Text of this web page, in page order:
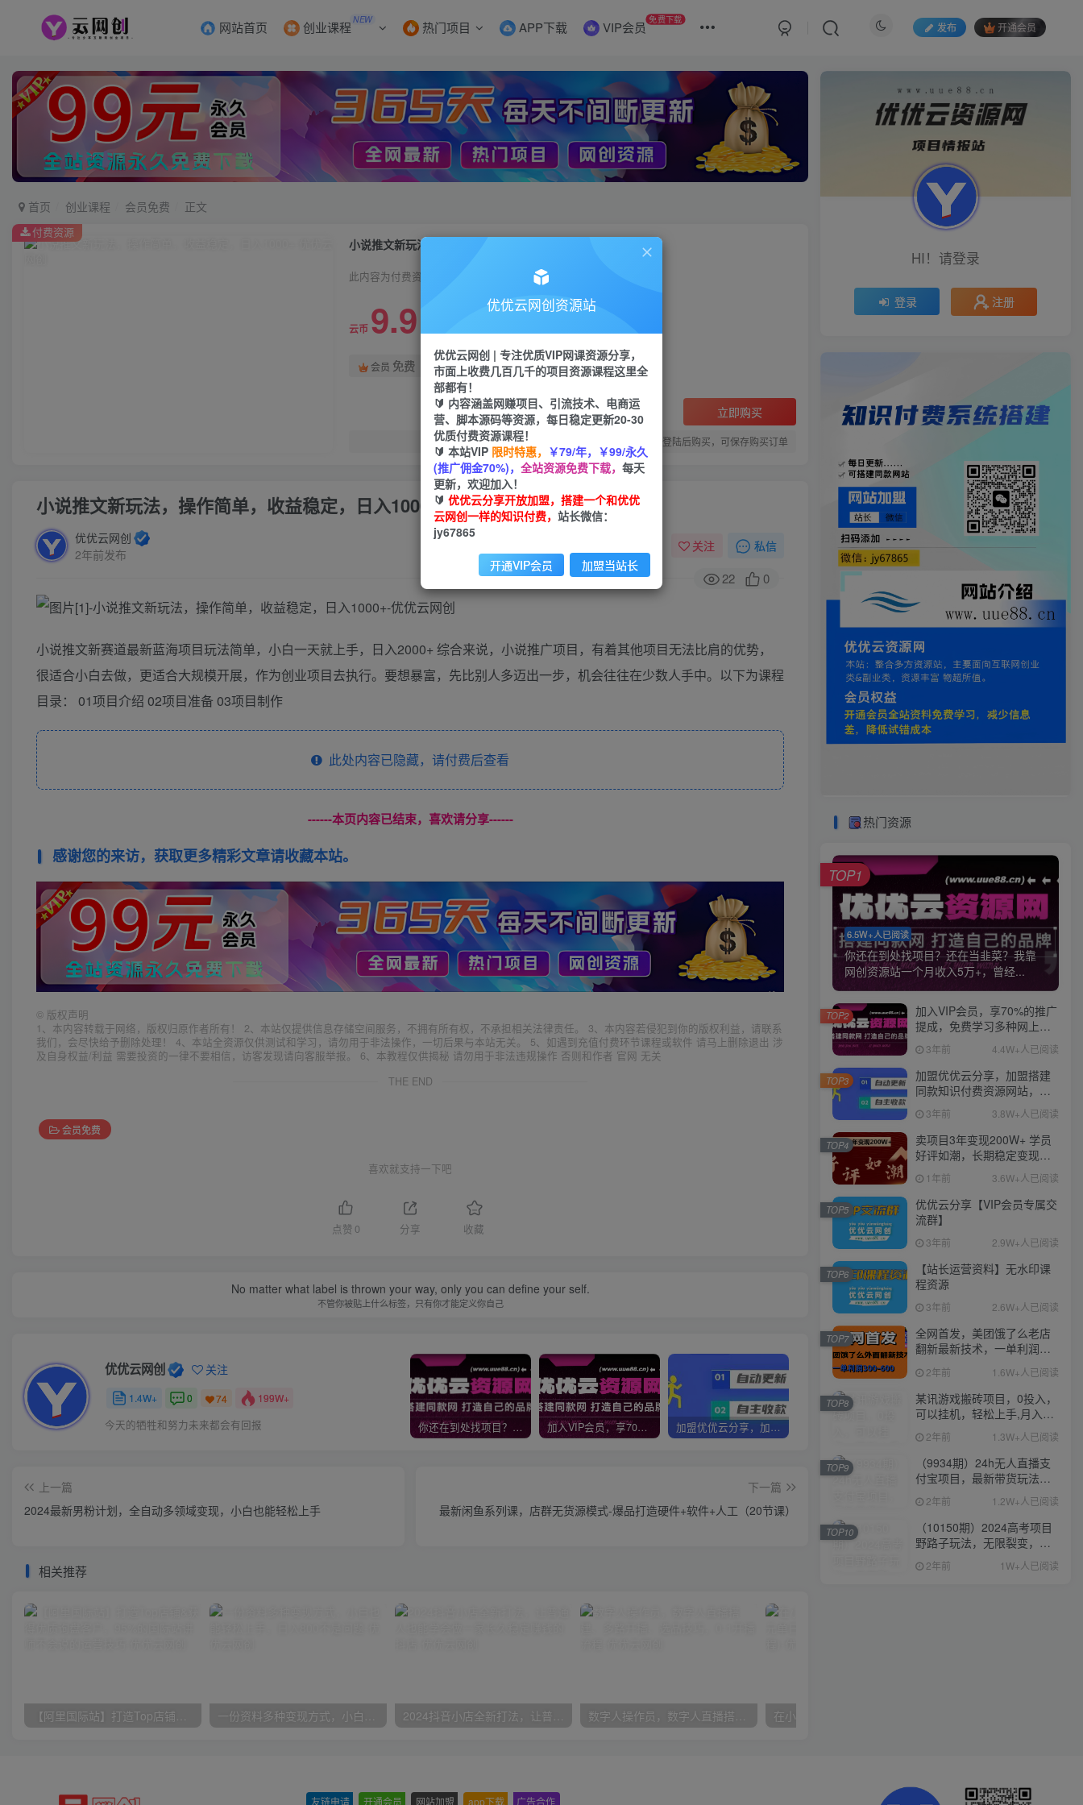
网站首页 创业课程 NEW 热门项目 APP下载 VIP会员 免费下载
发布 开通会员
首页 创业课程 会员免费 正文
小说推文新玩法，操作简单，收益稳定，日入1000+
此内容为付费资源，请付费后查看
云币 9.9
会员 免费
立即购买
您当前未登录！建议登陆后购买，可保存购买订单
付费资源
小说推文新玩法，操作简单，收益稳定，日入1000+
优优云网创
2年前发布
关注 私信
22 0
小说推文新赛道最新蓝海项目玩法简单，小白一天就上手，日入2000+ 综合来说，小说推广项目，有着其他项目无法比肩的优势，
很适合小白去做，更适合大规模开展，作为创业项目去执行。要想暴富，先比别人多迈出一步，机会往往在少数人手中。以下为课程
目录： 01项目介绍 02项目准备 03项目制作
此处内容已隐藏，请付费后查看
------本页内容已结束，喜欢请分享------
感谢您的来访，获取更多精彩文章请收藏本站。
© 版权声明
1、本内容转载于网络，版权归原作者所有！ 2、本站仅提供信息存储空间服务，不拥有所有权，不承担相关法律责任。 3、本内容若侵犯到你的版权利益，请联系
我们，会尽快给予删除处理！ 4、本站全资源仅供测试和学习，请勿用于非法操作，一切后果与本站无关。 5、如遇到充值付费环节课程或软件 请马上删除退出 涉
及自身权益/利益 需要投资的一律不要相信，访客发现请向客服举报。 6、本教程仅供揭秘 请勿用于非法违规操作 否则和作者 官网 无关
THE END
会员免费
喜欢就支持一下吧
点赞 0 分享 收藏
No matter what label is thrown your way, only you can define your self.
不管你被贴上什么标签，只有你才能定义你自己
优优云网创 关注
1.4W+ 0 74 199W+
今天的牺牲和努力未来都会有回报 你还在到处找项目？还在当韭菜？我靠网创资源站一个月收入5万+，曾经我也是个失败者。 加入VIP会员，享70%的推广提成，免费学习多种网上创业课程，菜鸟秒变大神！ 加盟优优云分享，加盟搭建同款知识付费资源网站，实现长期稳定被动收入~
上一篇
2024最新男粉计划，全自动多领域变现，小白也能轻松上手
下一篇
最新闲鱼系列课，店群无货源模式-爆品打造硬件+软件+人工（20节课）
相关推荐
【阿里国际站】打造Top店铺&获得优质询盘客户，​95%的国际站讲师不会说的运营技巧 一份资料多种变现方式，小白也能轻松上手，日入800不是问题 2024抖音小店全新打法，让普通人也能学会做一家长久稳定赚钱的抖店 数字人操作员，数字人直播搭建、多路开播、选品技巧，0-1开播流程
HI！请登录
登录 注册
热门资源
6.5W+人已阅读
你还在到处找项目？还在当韭菜？我靠
网创资源站一个月收入5万+，曾经...
TOP1
加入VIP会员，享70%的推广
提成，免费学习多种网上创
业课程，菜鸟秒变大神！
3年前 4.4W+人已阅读
TOP2
加盟优优云分享，加盟搭建
同款知识付费资源网站，实
现长期稳定被动收入~
3年前 3.8W+人已阅读
TOP3
卖项目3年变现200W+ 学员
好评如潮，长期稳定变现，
可以一直干到老！
1年前 3.6W+人已阅读
TOP4
优优云分享【VIP会员专属交
流群】
3年前 2.9W+人已阅读
TOP5
【站长运营资料】无水印课
程资源
3年前 2.6W+人已阅读
TOP6
全网首发，美团饿了么老店
翻新最新技术，一单利润
300-600
2年前 1.6W+人已阅读
TOP7
某讯游戏搬砖项目，0投入，
可以挂机，轻松上手,月入
3000+上不封顶
2年前 1.3W+人已阅读
TOP8
（9934期）24h无人直播支
付宝项目，最新带货玩法，
纯躺赚实测日入500+
2年前 1.2W+人已阅读
TOP9
（10150期）2024高考项目
野路子玩法，无限裂变，最
高一天1W＋！
2年前 1W+人已阅读
TOP10
友链申请 开通会员 网站加盟 app下载 广告合作
优优云网创资源站
优优云网创 | 专注优质VIP网课资源分享，
市面上收费几百几千的项目资源课程这里全
部都有！
🔰 内容涵盖网赚项目、引流技术、电商运
营、脚本源码等资源，每日稳定更新20-30
优质付费资源课程！
🔰 本站VIP 限时特惠， ￥79/年，￥99/永久
(推广佣金70%)， 全站资源免费下载， 每天
更新，欢迎加入！
🔰 优优云分享开放加盟，搭建一个和优优
云网创一样的知识付费， 站长微信：
jy67865
开通VIP会员 加盟当站长